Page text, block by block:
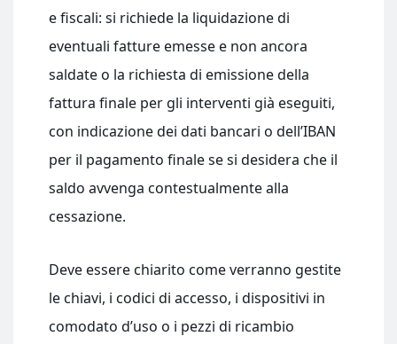
e fiscali: si richiede la liquidazione di
eventuali fatture emesse e non ancora
saldate o la richiesta di emissione della
fattura finale per gli interventi già eseguiti,
con indicazione dei dati bancari o dell’IBAN
per il pagamento finale se si desidera che il
saldo avvenga contestualmente alla
cessazione.
Deve essere chiarito come verranno gestite
le chiavi, i codici di accesso, i dispositivi in
comodato d’uso o i pezzi di ricambio